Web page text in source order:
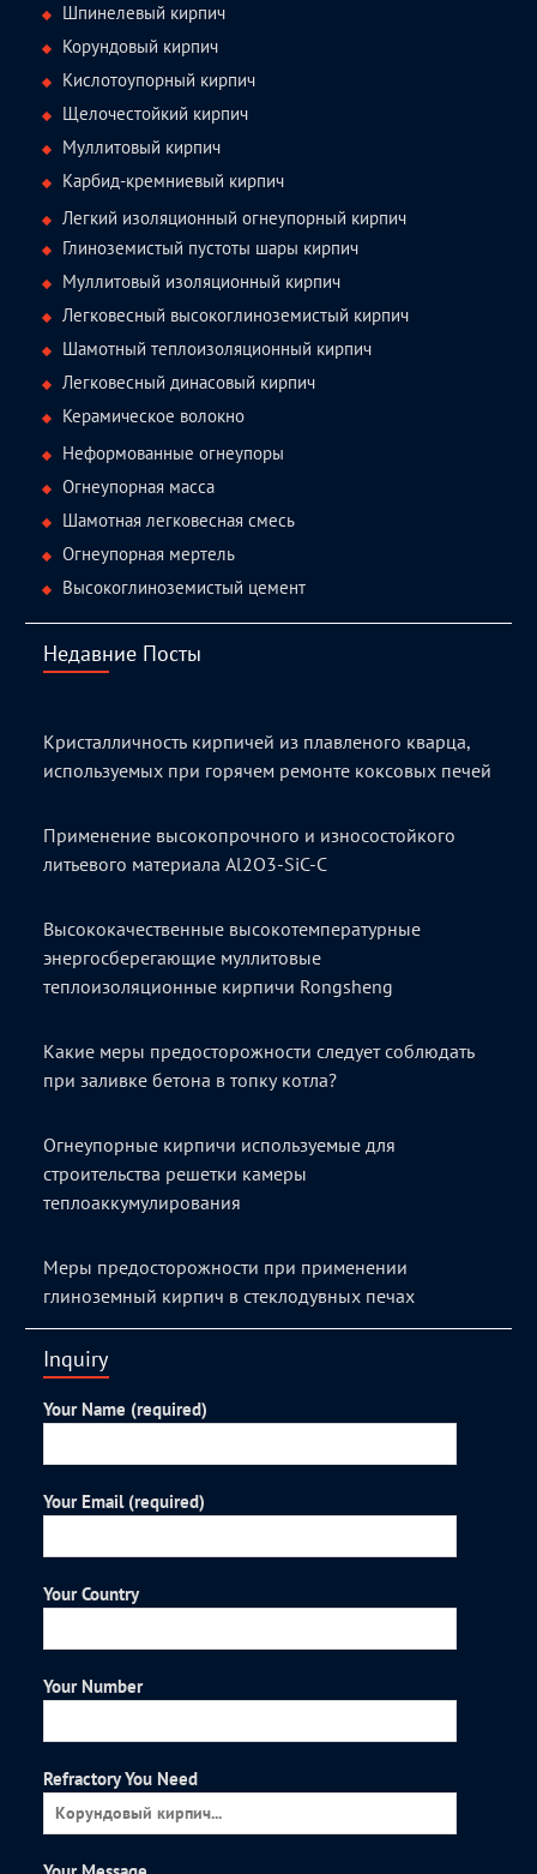
Шпинелевый кирпич
Корундовый кирпич
Кислотоупорный кирпич
Щелочестойкий кирпич
Муллитовый кирпич
Карбид-кремниевый кирпич
Легкий изоляционный огнеупорный кирпич
Глиноземистый пустоты шары кирпич
Муллитовый изоляционный кирпич
Легковесный высокоглиноземистый кирпич
Шамотный теплоизоляционный кирпич
Легковесный динасовый кирпич
Керамическое волокно
Неформованные огнеупоры
Огнеупорная масса
Шамотная легковесная смесь
Огнеупорная мертель
Высокоглиноземистый цемент
Недавние Посты
Кристалличность кирпичей из плавленого кварца,
используемых при горячем ремонте коксовых печей
Применение высокопрочного и износостойкого
литьевого материала Al2O3-SiC-C
Высококачественные высокотемпературные
энергосберегающие муллитовые
теплоизоляционные кирпичи Rongsheng
Какие меры предосторожности следует соблюдать
при заливке бетона в топку котла?
Огнеупорные кирпичи используемые для
строительства решетки камеры
теплоаккумулирования
Меры предосторожности при применении
глиноземный кирпич в стеклодувных печах
Inquiry
Your Name (required)
Your Email (required)
Your Country
Your Number
Refractory You Need